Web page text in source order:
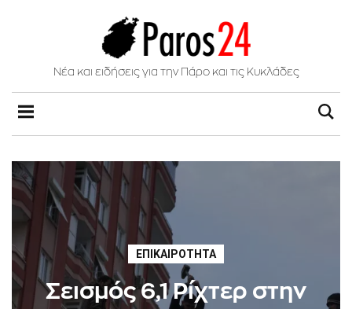
Νέα και ειδήσεις για την Πάρο και τις Κυκλάδες
ΕΠΙΚΑΙΡΌΤΗΤΑ
Σεισμός 6,1 Ρίχτερ στην